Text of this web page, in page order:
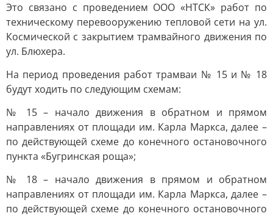
Это связано с проведением ООО «НТСК» работ по
техническому перевооружению тепловой сети на ул.
Космической с закрытием трамвайного движения по
ул. Блюхера.
На период проведения работ трамваи № 15 и № 18
будут ходить по следующим схемам:
№ 15 – начало движения в обратном и прямом
направлениях от площади им. Карла Маркса, далее –
по действующей схеме до конечного остановочного
пункта «Бугринская роща»;
№ 18 – начало движения в прямом и обратном
направлениях от площади им. Карла Маркса, далее –
по действующей схеме до конечного остановочного